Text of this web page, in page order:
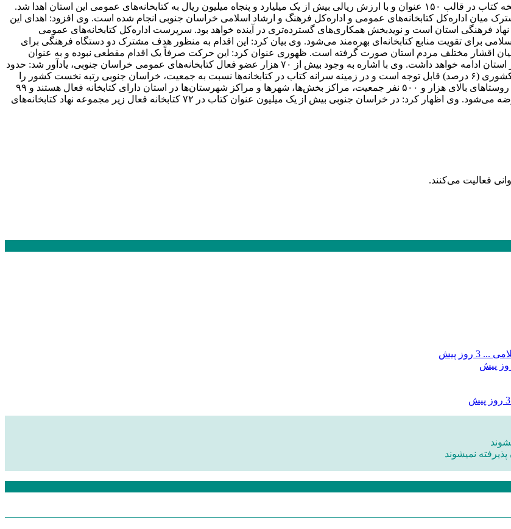
میان اداره‌کل کتابخانه‌های عمومی و اداره‌کل فرهنگ و ارشاد اسلامی خراسان جنوبی انجام شده است. وی افزود: اهدای این
فرهنگی استان است و نویدبخش همکاری‌های گسترده‌تری در آینده خواهد بود. سرپرست اداره‌کل کتابخانه‌های عمومی
برای تقویت منابع کتابخانه‌ای بهره‌مند می‌شود. وی بیان کرد: این اقدام به منظور هدف مشترک دو دستگاه فرهنگی برای
اقشار مختلف مردم استان صورت گرفته است. ظهوری عنوان کرد: این حرکت صرفاً یک اقدام مقطعی نبوده و به عنوان
جریانی مستمر برای حمایت از برنامه‌های ترویج کتابخوانی و توسعه فرهنگی در استان ادامه خواهد داشت. وی با اشاره به وجود بیش از ۷۰ هزار عضو فعال کتابخانه‌های عمومی خراسان جنوبی، یادآور شد: حدود
۱۰ درصد جمعیت استان عضو کتابخانه‌ها هستند که این رقم نسبت به میانگین کشوری (۶ درصد) قابل توجه است و در زمینه سرانه کتاب در کتابخانه‌ها نسبت به جمعیت، خراسان جنوبی رتبه نخست کشور را
دارد. سرپرست اداره‌کل کتابخانه‌های عمومی خراسان جنوبی تصریح کرد: تمام روستاهای بالای هزار و ۵۰۰ نفر جمعیت، مراکز بخش‌ها، شهرها و مراکز شهرستان‌ها در استان دارای کتابخانه فعال هستند و ۹۹
درصد خدمات ارائه شده در کتابخانه‌های عمومی به صورت رایگان به مردم عرضه می‌شود. وی اظهار کرد: در خراسان جنوبی بیش از یک میلیون عنوان کتاب در ۷۲ کتابخانه فعال زیر مجموعه نهاد کتابخانه‌های
... 3 روز پیش
3 روز پیش
نمیشوند